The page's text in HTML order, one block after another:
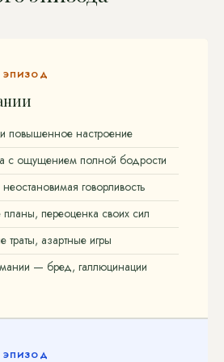
ЭПИЗОД
повышенное настроение
с ощущением полной бодрости
говорливость
переоценка своих сил
траты, азартные игры
— бред, галлюцинации
ЭПИЗОД